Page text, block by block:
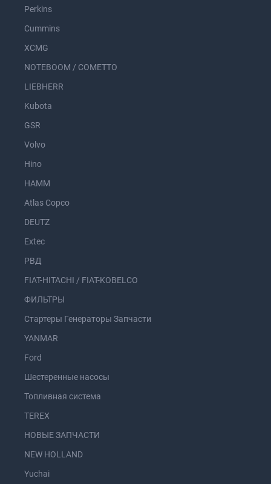
Perkins
Cummins
XCMG
NOTEBOOM / COMETTO
LIEBHERR
Kubota
GSR
Volvo
Hino
HAMM
Atlas Copco
DEUTZ
Extec
РВД
FIAT-HITACHI / FIAT-KOBELCO
ФИЛЬТРЫ
Стартеры Генераторы Запчасти
YANMAR
Ford
Шестеренные насосы
Топливная система
TEREX
НОВЫЕ ЗАПЧАСТИ
NEW HOLLAND
Yuchai